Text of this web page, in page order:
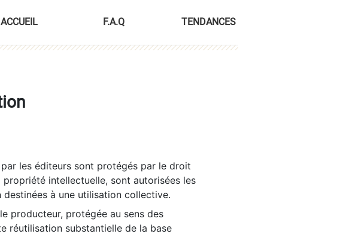
ACCUEIL F.A.Q TENDANCES
les éditeurs sont protégés par le droit
intellectuelle, sont autorisées les
à une utilisation collective.
producteur, protégée au sens des
réutilisation substantielle de la base